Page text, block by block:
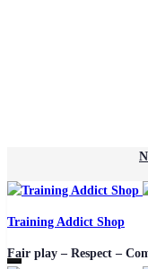
Training Addict Shop
Fair play – Respect –